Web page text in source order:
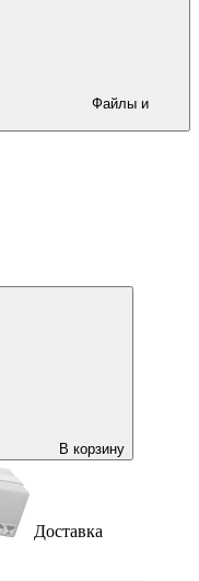
В корзину
Доставка